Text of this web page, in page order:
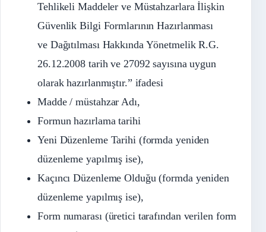
Tehlikeli Maddeler ve Müstahzarlara İlişkin
Güvenlik Bilgi Formlarının Hazırlanması
ve Dağıtılması Hakkında Yönetmelik R.G.
26.12.2008 tarih ve 27092 sayısına uygun
olarak hazırlanmıştır.” ifadesi
Madde / müstahzar Adı,
Formun hazırlama tarihi
Yeni Düzenleme Tarihi (formda yeniden
düzenleme yapılmış ise),
Kaçıncı Düzenleme Olduğu (formda yeniden
düzenleme yapılmış ise),
Form numarası (üretici tarafından verilen form